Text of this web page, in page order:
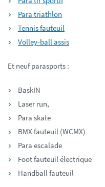
Para triathlon
Tennis fauteuil
Volley-ball assis
Et neuf parasports :
BaskIN
Laser run,
Para skate
BMX fauteuil (WCMX)
Para escalade
Foot fauteuil électrique
Handball fauteuil